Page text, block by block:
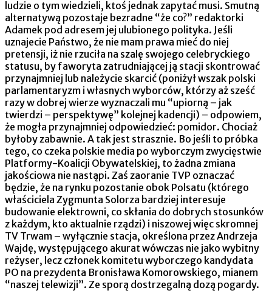
ludzie o tym wiedzieli, ktoś jednak zapytać musi. Smutną
alternatywą pozostaje bezradne “że co?” redaktorki
Adamek pod adresem jej ulubionego polityka. Jeśli
uznajecie Państwo, że nie mam prawa mieć do niej
pretensji, iż nie rzuciła na szalę swojego celebryckiego
statusu, by faworyta zatrudniającej ją stacji skontrować
przynajmniej lub należycie skarcić (poniżył wszak polski
parlamentaryzm i własnych wyborców, którzy aż sześć
razy w dobrej wierze wyznaczali mu “upiorną – jak
twierdzi – perspektywę” kolejnej kadencji) – odpowiem,
że mogła przynajmniej odpowiedzieć: pomidor. Chociaż
byłoby zabawnie. A tak jest strasznie. Bo jeśli to próbka
tego, co czeka polskie media po wyborczym zwycięstwie
Platformy-Koalicji Obywatelskiej, to żadna zmiana
jakościowa nie nastąpi. Zaś zaoranie TVP oznaczać
będzie, że na rynku pozostanie obok Polsatu (którego
właściciela Zygmunta Solorza bardziej interesuje
budowanie elektrowni, co skłania do dobrych stosunków
z każdym, kto aktualnie rządzi) i niszowej więc skromnej
TV Trwam – wyłącznie stacja, określona przez Andrzeja
Wajdę, występującego akurat wówczas nie jako wybitny
reżyser, lecz członek komitetu wyborczego kandydata
PO na prezydenta Bronisława Komorowskiego, mianem
“naszej telewizji”. Ze sporą dostrzegalną dozą pogardy.